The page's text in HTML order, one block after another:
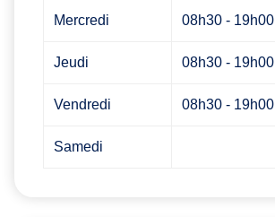
Mercredi 08h30 - 19h00
Jeudi 08h30 - 19h00
Vendredi 08h30 - 19h00
Samedi